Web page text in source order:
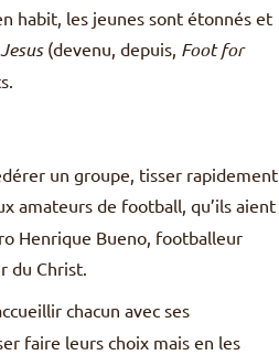
habit, les jeunes sont étonnés et
(devenu, depuis, Foot for
un groupe, tisser rapidement
amateurs de football, qu’ils aient
Henrique Bueno, footballeur
du Christ.
chacun avec ses
faire leurs choix mais en les